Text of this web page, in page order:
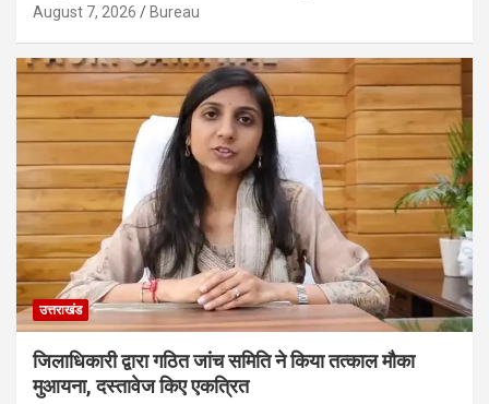
August 7, 2026 Bureau
उत्तराखंड
जिलाधिकारी द्वारा गठित जांच समिति ने किया तत्काल मौका
मुआयना, दस्तावेज किए एकत्रित